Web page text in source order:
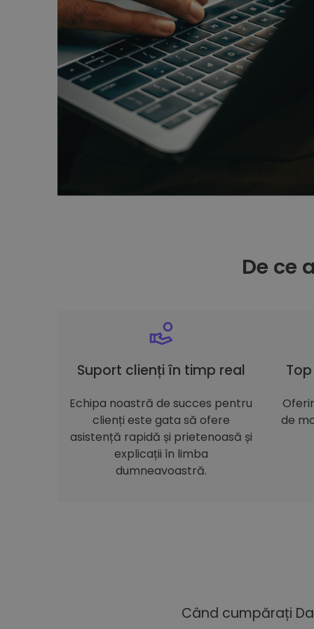
De ce
Suport clienți în timp real
Echipa noastră de succes pentru
clienți este gata să ofere
asistență rapidă și prietenoasă și
explicații în limba
dumneavoastră.
de
Când cumpărați